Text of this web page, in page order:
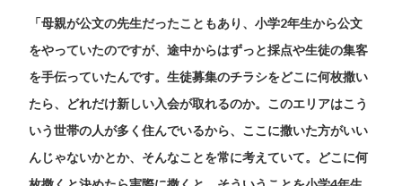
「母親が公文の先生だったこともあり、小学2年生から公文
をやっていたのですが、途中からはずっと採点や生徒の集客
を手伝っていたんです。生徒募集のチラシをどこに何枚撒い
たら、どれだけ新しい入会が取れるのか。このエリアはこう
いう世帯の人が多く住んでいるから、ここに撒いた方がいい
んじゃないかとか、そんなことを常に考えていて。どこに何